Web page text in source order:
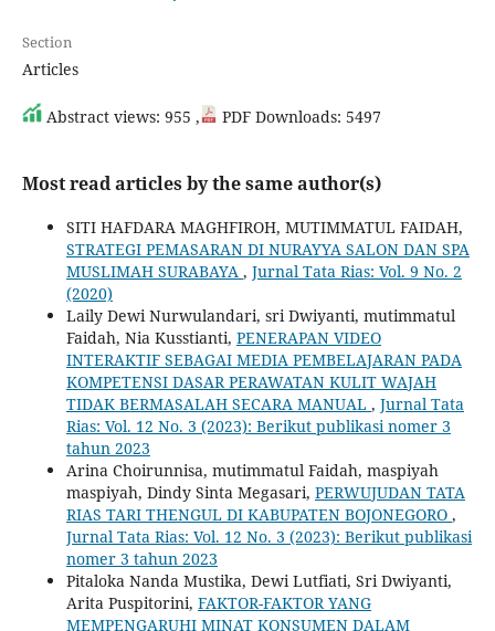
Section
Articles
Abstract views: 955 , PDF Downloads: 5497
Most read articles by the same author(s)
SITI HAFDARA MAGHFIROH, MUTIMMATUL FAIDAH,
STRATEGI PEMASARAN DI NURAYYA SALON DAN SPA
MUSLIMAH SURABAYA , Jurnal Tata Rias: Vol. 9 No. 2
(2020)
Laily Dewi Nurwulandari, sri Dwiyanti, mutimmatul
Faidah, Nia Kusstianti, PENERAPAN VIDEO
INTERAKTIF SEBAGAI MEDIA PEMBELAJARAN PADA
KOMPETENSI DASAR PERAWATAN KULIT WAJAH
TIDAK BERMASALAH SECARA MANUAL , Jurnal Tata
Rias: Vol. 12 No. 3 (2023): Berikut publikasi nomer 3
tahun 2023
Arina Choirunnisa, mutimmatul Faidah, maspiyah
maspiyah, Dindy Sinta Megasari, PERWUJUDAN TATA
RIAS TARI THENGUL DI KABUPATEN BOJONEGORO ,
Jurnal Tata Rias: Vol. 12 No. 3 (2023): Berikut publikasi
nomer 3 tahun 2023
Pitaloka Nanda Mustika, Dewi Lutfiati, Sri Dwiyanti,
Arita Puspitorini, FAKTOR-FAKTOR YANG
MEMPENGARUHI MINAT KONSUMEN DALAM